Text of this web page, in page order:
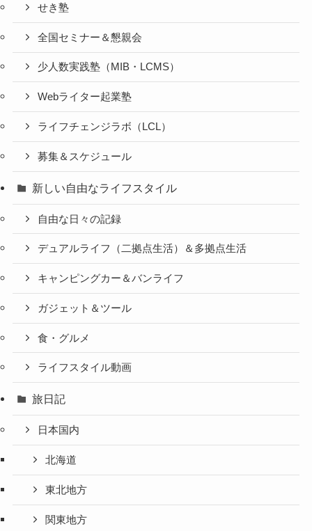
せき塾
全国セミナー＆懇親会
少人数実践塾（MIB・LCMS）
Webライター起業塾
ライフチェンジラボ（LCL）
募集＆スケジュール
新しい自由なライフスタイル
自由な日々の記録
デュアルライフ（二拠点生活）＆多拠点生活
キャンピングカー＆バンライフ
ガジェット＆ツール
食・グルメ
ライフスタイル動画
旅日記
日本国内
北海道
東北地方
関東地方